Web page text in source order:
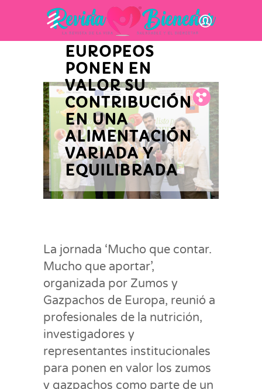
Fb.
Tw.
Pin.
LOS ZUMOS Y
GAZPACHOS
EUROPEOS
PONEN EN
VALOR SU
CONTRIBUCIÓN
EN UNA
ALIMENTACIÓN
VARIADA Y
EQUILIBRADA
La jornada ‘Mucho que contar.
Mucho que aportar’,
organizada por Zumos y
Gazpachos de Europa, reunió a
profesionales de la nutrición,
investigadores y
representantes institucionales
para ponen en valor los zumos
y gazpachos como parte de un